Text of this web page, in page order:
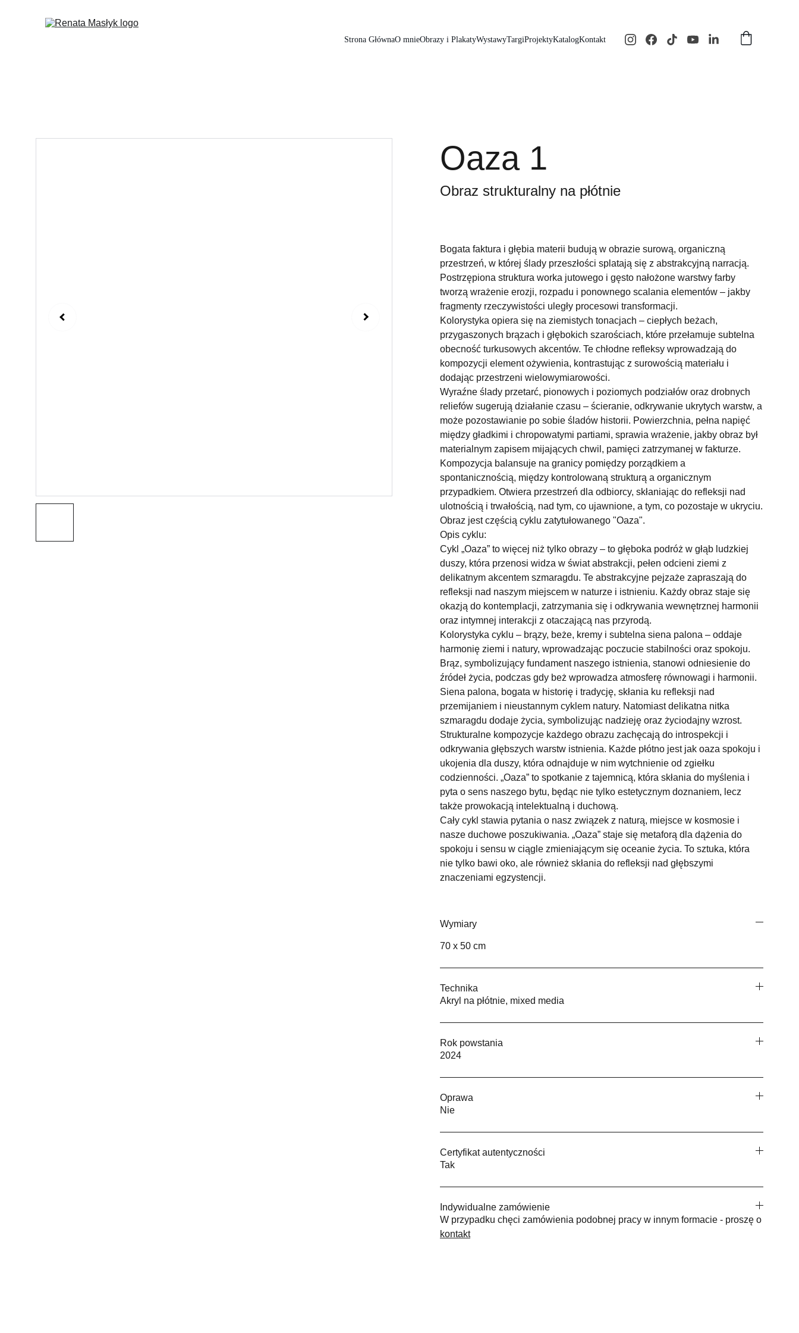
Strona GłównaO mnieObrazy i PlakatyWystawyTargiProjektyKatalogKontakt
Oaza 1
Obraz strukturalny na płótnie
Bogata faktura i głębia materii budują w obrazie surową, organiczną
przestrzeń, w której ślady przeszłości splatają się z abstrakcyjną narracją.
Postrzępiona struktura worka jutowego i gęsto nałożone warstwy farby
tworzą wrażenie erozji, rozpadu i ponownego scalania elementów – jakby
fragmenty rzeczywistości uległy procesowi transformacji.
Kolorystyka opiera się na ziemistych tonacjach – ciepłych beżach,
przygaszonych brązach i głębokich szarościach, które przełamuje subtelna
obecność turkusowych akcentów. Te chłodne refleksy wprowadzają do
kompozycji element ożywienia, kontrastując z surowością materiału i
dodając przestrzeni wielowymiarowości.
Wyraźne ślady przetarć, pionowych i poziomych podziałów oraz drobnych
reliefów sugerują działanie czasu – ścieranie, odkrywanie ukrytych warstw, a
może pozostawianie po sobie śladów historii. Powierzchnia, pełna napięć
między gładkimi i chropowatymi partiami, sprawia wrażenie, jakby obraz był
materialnym zapisem mijających chwil, pamięci zatrzymanej w fakturze.
Kompozycja balansuje na granicy pomiędzy porządkiem a
spontanicznością, między kontrolowaną strukturą a organicznym
przypadkiem. Otwiera przestrzeń dla odbiorcy, skłaniając do refleksji nad
ulotnością i trwałością, nad tym, co ujawnione, a tym, co pozostaje w ukryciu.
Obraz jest częścią cyklu zatytułowanego "Oaza".
Opis cyklu:
Cykl „Oaza” to więcej niż tylko obrazy – to głęboka podróż w głąb ludzkiej
duszy, która przenosi widza w świat abstrakcji, pełen odcieni ziemi z
delikatnym akcentem szmaragdu. Te abstrakcyjne pejzaże zapraszają do
refleksji nad naszym miejscem w naturze i istnieniu. Każdy obraz staje się
okazją do kontemplacji, zatrzymania się i odkrywania wewnętrznej harmonii
oraz intymnej interakcji z otaczającą nas przyrodą.
Kolorystyka cyklu – brązy, beże, kremy i subtelna siena palona – oddaje
harmonię ziemi i natury, wprowadzając poczucie stabilności oraz spokoju.
Brąz, symbolizujący fundament naszego istnienia, stanowi odniesienie do
źródeł życia, podczas gdy beż wprowadza atmosferę równowagi i harmonii.
Siena palona, bogata w historię i tradycję, skłania ku refleksji nad
przemijaniem i nieustannym cyklem natury. Natomiast delikatna nitka
szmaragdu dodaje życia, symbolizując nadzieję oraz życiodajny wzrost.
Strukturalne kompozycje każdego obrazu zachęcają do introspekcji i
odkrywania głębszych warstw istnienia. Każde płótno jest jak oaza spokoju i
ukojenia dla duszy, która odnajduje w nim wytchnienie od zgiełku
codzienności. „Oaza” to spotkanie z tajemnicą, która skłania do myślenia i
pyta o sens naszego bytu, będąc nie tylko estetycznym doznaniem, lecz
także prowokacją intelektualną i duchową.
Cały cykl stawia pytania o nasz związek z naturą, miejsce w kosmosie i
nasze duchowe poszukiwania. „Oaza” staje się metaforą dla dążenia do
spokoju i sensu w ciągle zmieniającym się oceanie życia. To sztuka, która
nie tylko bawi oko, ale również skłania do refleksji nad głębszymi
znaczeniami egzystencji.
Wymiary
70 x 50 cm
Technika
Akryl na płótnie, mixed media
Rok powstania
2024
Oprawa
Nie
Certyfikat autentyczności
Tak
Indywidualne zamówienie
W przypadku chęci zamówienia podobnej pracy w innym formacie - proszę o
kontakt